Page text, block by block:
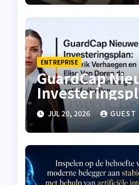
ENTREPRISE
GuardCap
Verhaegen en
Doren de
België actief
JUL 20, 2026